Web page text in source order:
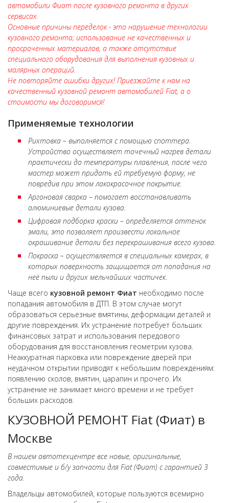
автомобили Фиат после кузовного ремонта в других
сервисах.
Основные причины переделок - это нарушение технологии
кузовного ремонта; использование не качественных и
просроченных материалов, а также отсутствие
специального оборудования для выполнения кузовных и
малярных операций.
Не повторяйте ошибки других! Приезжайте к нам на
качественный кузовной ремонт автомобилей Fiat, а о
стоимости мы договоримся!
Применяемые технологии
Рихтовка – выполняется с помощью споттера.
Устройство осуществляет точечный нагрев детали
практически до температуры плавления, после чего
мастер может придать ей требуемую форму, не
повредив при этом лакокрасочное покрытие.
Аргоновая сварка – помогает восстанавливать
алюминиевые детали кузова.
Цифровая подборка краски – определяется оттенок
эмали, это позволяет произвести локальное
окрашивание детали без перекрашивания всего кузова.
Покраска – осуществляется в специальных камерах, в
которых поверхность защищается от попадания на
неё пыли и других мельчайших частичек.
Чаще всего кузовной ремонт Фиат необходимо после
попадания автомобиля в ДТП. В этом случае могут
образоваться серьезные вмятины, деформации деталей и
другие повреждения. Их устранение потребует больших
финансовых затрат и использования передового
оборудования для восстановления геометрии кузова.
Неаккуратная парковка или повреждение дверей при
неудачном открытии приводят к небольшим повреждениям:
появлению сколов, вмятин, царапин и прочего. Их
устранение не занимает много времени и не требует
больших расходов.
КУЗОВНОЙ РЕМОНТ Fiat (Фиат) в
Москве
В нашем автотехцентре все новые, оригинальные,
совместимые и б/у запчасти для Fiat (Фиат) с гарантией 3
года.
Владельцы автомобилей, которые пользуются всемирно